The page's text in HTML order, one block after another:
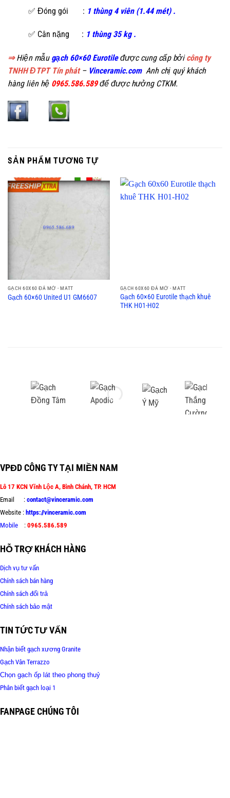
✅ Đóng gói : 1 thùng 4 viên (1.44 mét) .
✅ Cân nặng : 1 thùng 35 kg .
⇒Hiện mẫu gạch 60×60 Eurotileđược cung cấp bởicông ty
TNHH ĐTPT Tín phát – Vinceramic.com Anh chị quý khách
hàng liên hệ 0965.586.589để được hưởng CTKM.
SẢN PHẨM TƯƠNG TỰ
GẠCH 60X60 ĐÁ MỜ - MATT
Gạch 60×60 United U1 GM6607
GẠCH 60X60 ĐÁ MỜ - MATT
Gạch 60×60 Eurotile thạch khuê
THK H01-H02
VPĐD CÔNG TY TẠI MIỀN NAM
Lô 17 KCN Vĩnh Lộc A, Bình Chánh, TP. HCM
Email : contact@vinceramic.com
Website : https://vinceramic.com
Mobile : 0965.586.589
HỖ TRỢ KHÁCH HÀNG
Dịch vụ tư vấn
Chính sách bán hàng
Chính sách đổi trả
Chính sách bảo mật
TIN TỨC TƯ VẤN
Nhận biết gạch xương Granite
Gạch Vân Terrazzo
Chọn gạch ốp lát theo phong thuỷ
Phân biết gạch loại 1
FANPAGE CHÚNG TÔI